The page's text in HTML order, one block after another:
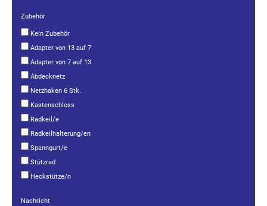
Zubehör
Kein Zubehör
Adapter von 13 auf 7
Adapter von 7 auf 13
Abdecknetz
Netzhaken 6 Stk.
Kastenschloss
Radkeil/e
Radkeilhalterung/en
Spanngurt/e
Stützrad
Heckstütze/n
Nachricht